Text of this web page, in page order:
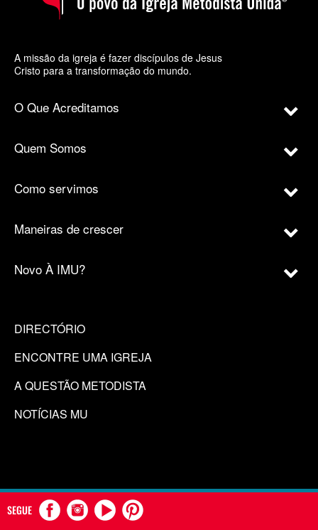
A missão da igreja é fazer discípulos de Jesus
Cristo para a transformação do mundo.
O Que Acreditamos
Quem Somos
Como servimos
Maneiras de crescer
Novo À IMU?
DIRECTÓRIO
ENCONTRE UMA IGREJA
A QUESTÃO METODISTA
NOTÍCIAS MU
SEGUE